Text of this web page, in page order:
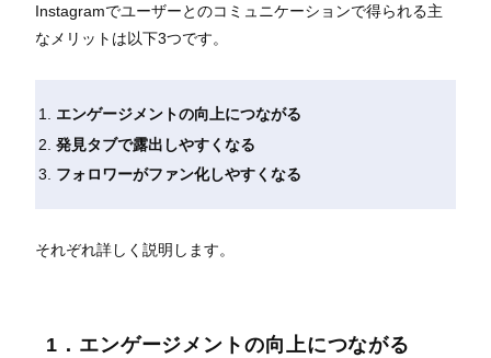
Instagramでユーザーとのコミュニケーションで得られる主
なメリットは以下3つです。
エンゲージメントの向上につながる
発見タブで露出しやすくなる
フォロワーがファン化しやすくなる
それぞれ詳しく説明します。
1．エンゲージメントの向上につながる